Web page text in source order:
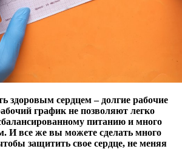
здоровым сердцем – долгие рабочие
график не позволяют легко
питанию и много
И все же вы можете сделать много
защитить свое сердце, не меняя